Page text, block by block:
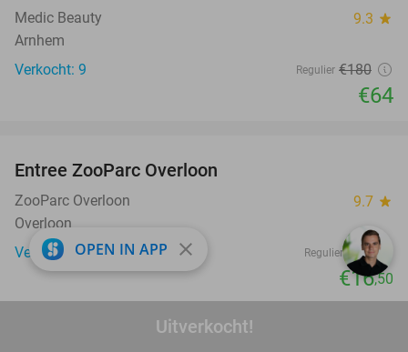
Uitverkocht!
Medic Beauty 9.3 star
Arnhem
Verkocht: 9
Regulier €180
€64
Entree ZooParc Overloon
ZooParc Overloon 9.7 star
Overloon
Verkocht: 1.056
Regulier €25
€16,50
favorite_border
OPEN IN APP close